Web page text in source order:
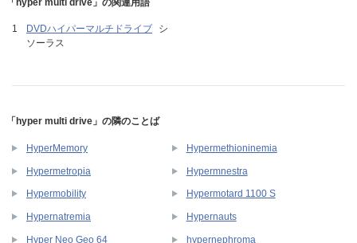
「hyper multi drive」の関連用語
DVDハイパーマルチドライブ
シ
ソーラス
「hyper multi drive」の隣のことば
HyperMemory Hypermethioninemia
Hypermetropia Hypermnestra
Hypermobility Hypermotard 1100 S
Hypernatremia Hypernauts
Hyper Neo Geo 64 hypernephroma